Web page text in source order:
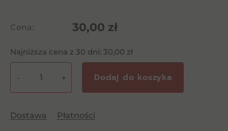
Cena: 30,00 zł
Najniższa cena z 30 dni: 30,00 zł
Primitivo
Antico
- + Dodaj do koszyka
Dostawa Płatności